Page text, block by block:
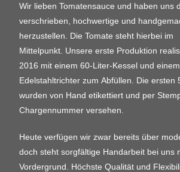
Wir lieben Tomatensauce und haben uns
verschrieben, hochwertige und
herzustellen. Die Tomate steht hierbei im
Mittelpunkt. Unsere erste Produktion
2016 mit einem 60-Liter-Kessel und
Edelstahltrichter zum Abfüllen. Die ersten
wurden von Hand etikettiert und per
Chargennummer versehen.
Heute verfügen wir zwar bereits über
doch steht sorgfältige Handarbeit bei uns
Vordergrund. Höchste Qualität und